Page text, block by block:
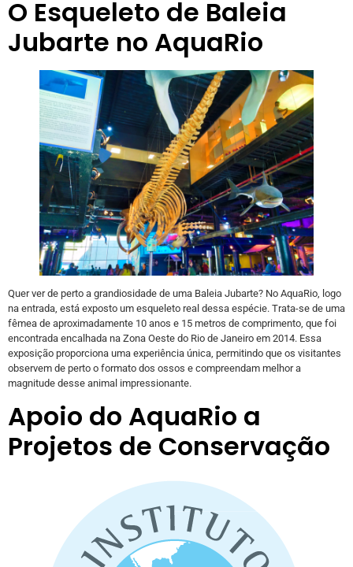
O Esqueleto de Baleia
Jubarte no AquaRio
Quer ver de perto a grandiosidade de uma Baleia Jubarte? No AquaRio, logo
na entrada, está exposto um esqueleto real dessa espécie. Trata-se de uma
fêmea de aproximadamente 10 anos e 15 metros de comprimento, que foi
encontrada encalhada na Zona Oeste do Rio de Janeiro em 2014. Essa
exposição proporciona uma experiência única, permitindo que os visitantes
observem de perto o formato dos ossos e compreendam melhor a
magnitude desse animal impressionante.
Apoio do AquaRio a
Projetos de Conservação